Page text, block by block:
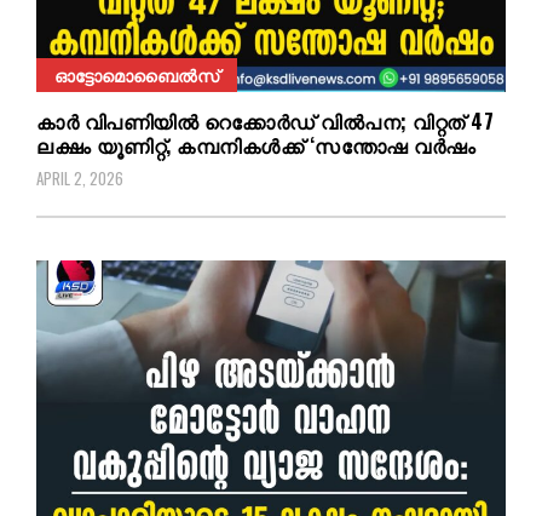
ഓട്ടോമൊബൈൽസ്
കാർ വിപണിയിൽ റെക്കോർഡ് വിൽപന; വിറ്റത് 47
ലക്ഷം യൂണിറ്റ്, കമ്പനികൾക്ക് ‘സന്തോഷ വർഷം
APRIL 2, 2026